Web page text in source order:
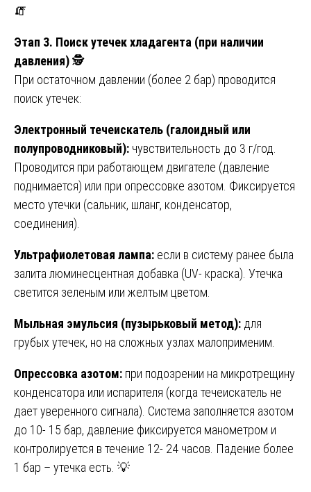
🧯
Этап 3. Поиск утечек хладагента (при наличии
давления)🕵️
При остаточном давлении (более 2 бар) проводится
поиск утечек:
Электронный течеискатель (галоидный или
полупроводниковый): чувствительность до 3 г/год.
Проводится при работающем двигателе (давление
поднимается) или при опрессовке азотом. Фиксируется
место утечки (сальник, шланг, конденсатор,
соединения).
Ультрафиолетовая лампа: если в систему ранее была
залита люминесцентная добавка (UV- краска). Утечка
светится зеленым или желтым цветом.
Мыльная эмульсия (пузырьковый метод): для
грубых утечек, но на сложных узлах малоприменим.
Опрессовка азотом: при подозрении на микротрещину
конденсатора или испарителя (когда течеискатель не
дает уверенного сигнала). Система заполняется азотом
до 10- 15 бар, давление фиксируется манометром и
контролируется в течение 12- 24 часов. Падение более
1 бар – утечка есть. 💡